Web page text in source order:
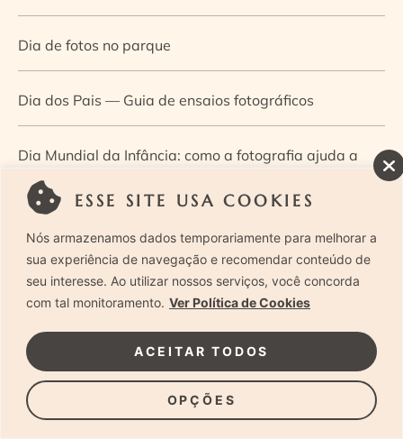
ESSE SITE USA COOKIES
Nós armazenamos dados temporariamente para melhorar a
sua experiência de navegação e recomendar conteúdo de
seu interesse. Ao utilizar nossos serviços, você concorda
com tal monitoramento. Ver Política de Cookies
OPÇÕES
ACEITAR TODOS
Dia de fotos no parque
Dia dos Pais — Guia de ensaios fotográficos
Dia Mundial da Infância: como a fotografia ajuda a
construir a memória e a identidade da criança
Diário de uma grávida e sua pequena
Dica de especialista: como otimizar o fluxo de trabalho
no ensaio newborn?
Dica de especialista: qual o melhor guia de poses para
fotografia newborn?